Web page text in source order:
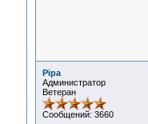
Pipa
Администратор
Ветеран
Сообщений: 3660